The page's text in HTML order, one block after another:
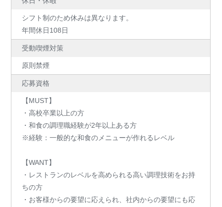
シフト制のため休みは異なります。
年間休日108日
受動喫煙対策
原則禁煙
応募資格
【MUST】
・高校卒業以上の方
・和食の調理職経験が2年以上ある方
※経験：一般的な和食のメニューが作れるレベル
【WANT】
・レストランのレベルを高められる高い調理技術をお持
ちの方
・お客様からの要望に応えられ、社内からの要望にも応